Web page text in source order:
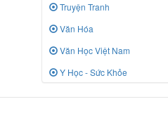
Truyện Tranh
Văn Hóa
Văn Học Việt Nam
Y Học - Sức Khỏe